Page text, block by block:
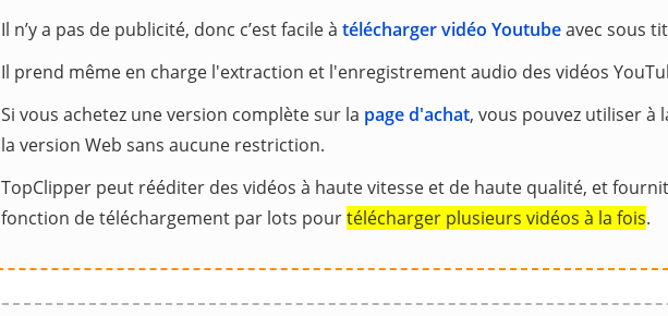
Il n’y a pas de publicité, donc c’est facile à télécharger vidéo Youtubeavec sous
Il prend même en charge l'extraction et l'enregistrement audio des vidéos
Si vous achetez une version complète sur la page d'achat, vous pouvez utiliser à
la version Web sans aucune restriction.
TopClipper peut rééditer des vidéos à haute vitesse et de haute qualité, et
fonction de téléchargement par lots pourtélécharger plusieurs vidéos à la fois.